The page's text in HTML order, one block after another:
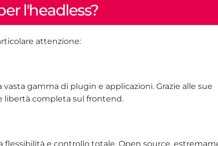
l'headless?
attenzione:
gamma di plugin e applicazioni. Grazie alle sue
libertà completa sul frontend.
e controllo totale. Open source,